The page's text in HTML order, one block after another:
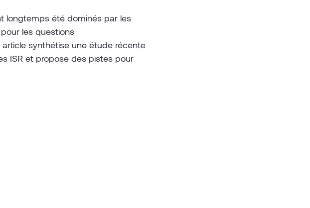
longtemps été dominés par les
les questions
synthétise une étude récente
ISR et propose des pistes pour